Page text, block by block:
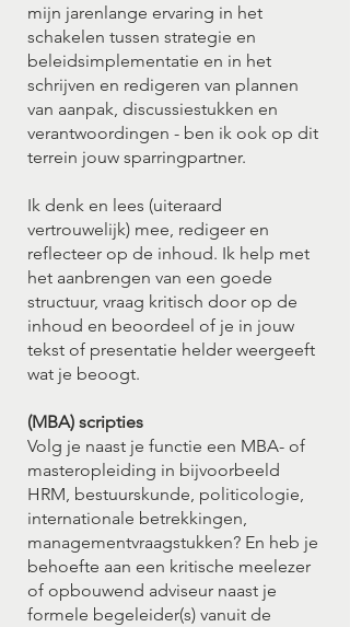
mijn jarenlange ervaring in het
schakelen tussen strategie en
beleidsimplementatie en in het
schrijven en redigeren van plannen
van aanpak, discussiestukken en
verantwoordingen - ben ik ook op dit
terrein jouw sparringpartner.
Ik denk en lees (uiteraard
vertrouwelijk) mee, redigeer en
reflecteer op de inhoud. Ik help met
het aanbrengen van een goede
structuur, vraag kritisch door op de
inhoud en beoordeel of je in jouw
tekst of presentatie helder weergeeft
wat je beoogt.
(MBA) scripties
Volg je naast je functie een MBA- of
masteropleiding in bijvoorbeeld
HRM, bestuurskunde, politicologie,
internationale betrekkingen,
managementvraagstukken? En heb je
behoefte aan een kritische meelezer
of opbouwend adviseur naast je
formele begeleider(s) vanuit de